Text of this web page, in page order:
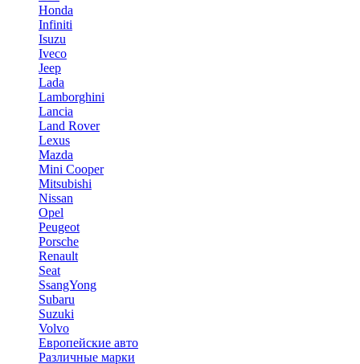
Honda
Infiniti
Isuzu
Iveco
Jeep
Lada
Lamborghini
Lancia
Land Rover
Lexus
Mazda
Mini Cooper
Mitsubishi
Nissan
Opel
Peugeot
Porsche
Renault
Seat
SsangYong
Subaru
Suzuki
Volvo
Европейские авто
Различные марки